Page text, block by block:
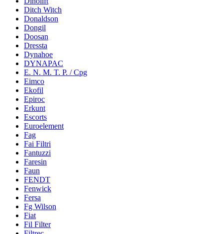
Ditch Witch
Donaldson
Dongil
Doosan
Dressta
Dynahoe
DYNAPAC
E. N. M. T. P. / Cpg
Eimco
Ekofil
Epiroc
Erkunt
Escorts
Euroelement
Fag
Fai Filtri
Fantuzzi
Faresin
Faun
FENDT
Fenwick
Fersa
Fg Wilson
Fiat
Fil Filter